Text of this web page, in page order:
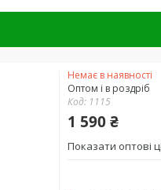
Немає в наявності
Оптом і в роздріб
Код: 1115
1 590 ₴
Показати оптові